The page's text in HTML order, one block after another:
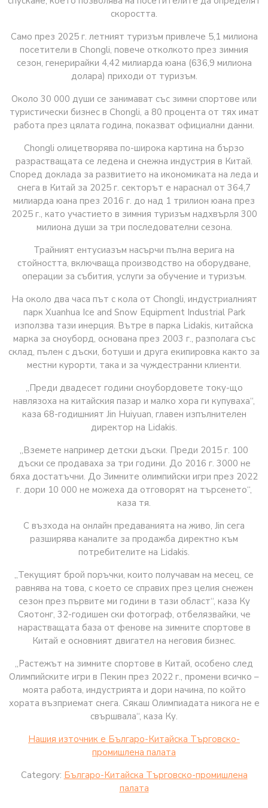
скоростта.
Само през 2025 г. летният туризъм привлече 5,1 милиона
посетители в Chongli, повече отколкото през зимния
сезон, генерирайки 4,42 милиарда юана (636,9 милиона
долара) приходи от туризъм.
Около 30 000 души се занимават със зимни спортове или
туристически бизнес в Chongli, а 80 процента от тях имат
работа през цялата година, показват официални данни.
Chongli олицетворява по-широка картина на бързо
разрастващата се ледена и снежна индустрия в Китай.
Според доклада за развитието на икономиката на леда и
снега в Китай за 2025 г. секторът е нараснал от 364,7
милиарда юана през 2016 г. до над 1 трилион юана през
2025 г., като участието в зимния туризъм надхвърля 300
милиона души за три последователни сезона.
Трайният ентусиазъм насърчи пълна верига на
стойността, включваща производство на оборудване,
операции за събития, услуги за обучение и туризъм.
На около два часа път с кола от Chongli, индустриалният
парк Xuanhua Ice and Snow Equipment Industrial Park
използва тази инерция. Вътре в парка Lidakis, китайска
марка за сноуборд, основана през 2003 г., разполага със
склад, пълен с дъски, ботуши и друга екипировка както за
местни курорти, така и за чуждестранни клиенти.
„Преди двадесет години сноубордовете току-що
навлязоха на китайския пазар и малко хора ги купуваха“,
каза 68-годишният Jin Huiyuan, главен изпълнителен
директор на Lidakis.
„Вземете например детски дъски. Преди 2015 г. 100
дъски се продаваха за три години. До 2016 г. 3000 не
бяха достатъчни. До Зимните олимпийски игри през 2022
г. дори 10 000 не можеха да отговорят на търсенето“,
каза тя.
С възхода на онлайн предаванията на живо, Jin сега
разширява каналите за продажба директно към
потребителите на Lidakis.
„Текущият брой поръчки, които получавам на месец, се
равнява на това, с което се справих през целия снежен
сезон през първите ми години в тази област“, ​​каза Ку
Сяотонг, 32-годишен ски фотограф, отбелязвайки, че
нарастващата база от фенове на зимните спортове в
Китай е основният двигател на неговия бизнес.
„Растежът на зимните спортове в Китай, особено след
Олимпийските игри в Пекин през 2022 г., промени всичко –
моята работа, индустрията и дори начина, по който
хората възприемат снега. Сякаш Олимпиадата никога не е
свършвала“, каза Ку.
Нашия източник е Българо-Китайска Търговско-
промишлена палaта
Category: Българо-Китайска Търговско-промишлена
палaта